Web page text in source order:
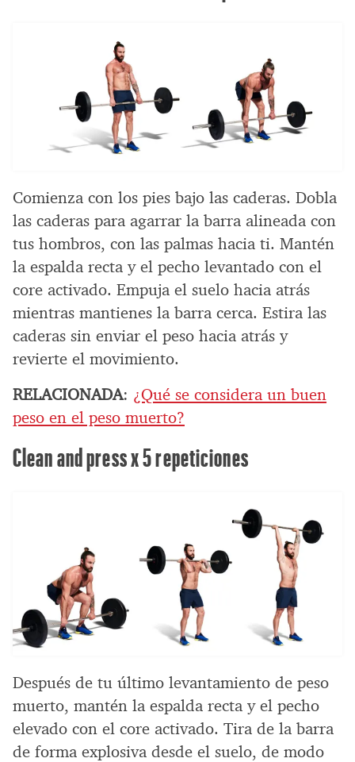
Comienza con los pies bajo las caderas. Dobla
las caderas para agarrar la barra alineada con
tus hombros, con las palmas hacia ti. Mantén
la espalda recta y el pecho levantado con el
core activado. Empuja el suelo hacia atrás
mientras mantienes la barra cerca. Estira las
caderas sin enviar el peso hacia atrás y
revierte el movimiento.
RELACIONADA: ¿Qué se considera un buen
peso en el peso muerto?
Clean and press x 5 repeticiones
Después de tu último levantamiento de peso
muerto, mantén la espalda recta y el pecho
elevado con el core activado. Tira de la barra
de forma explosiva desde el suelo, de modo